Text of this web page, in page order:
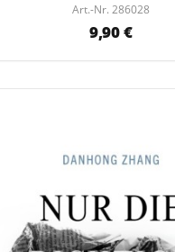
Art.-Nr. 286028
9,90 €